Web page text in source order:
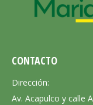
CONTACTO
Dirección:
Av. Acapulco y calle